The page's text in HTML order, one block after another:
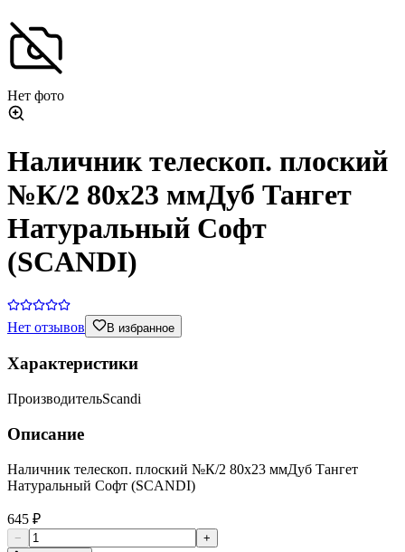
Нет фото
Наличник телескоп. плоский
№К/2 80х23 ммДуб Тангет
Натуральный Софт
(SCANDI)
Нет отзывов В избранное
Характеристики
ПроизводительScandi
Описание
Наличник телескоп. плоский №К/2 80х23 ммДуб Тангет
Натуральный Софт (SCANDI)
645 ₽
−
+